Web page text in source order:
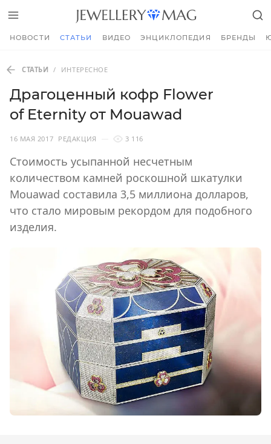
НОВОСТИ СТАТЬИ ВИДЕО ЭНЦИКЛОПЕДИЯ БРЕНДЫ
СТАТЬИ / ИНТЕРЕСНОЕ
Драгоценный кофр Flower
of Eternity от Mouawad
16 МАЯ 2017 РЕДАКЦИЯ 3 116
Стоимость усыпанной несчетным
количеством камней роскошной шкатулки
Mouawad составила 3,5 миллиона долларов,
что стало мировым рекордом для подобного
изделия.